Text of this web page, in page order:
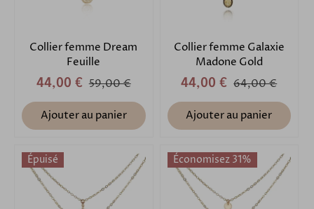
Collier femme Dream
Feuille
44,00 € 59,00 €
Ajouter au panier
Collier femme Galaxie
Madone Gold
44,00 € 64,00 €
Ajouter au panier
Épuisé Économisez 31%